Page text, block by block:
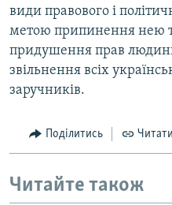
види правового і
метою припинення нею
придушення прав
звільнення всіх
заручників.
Поділитись
Читайте також